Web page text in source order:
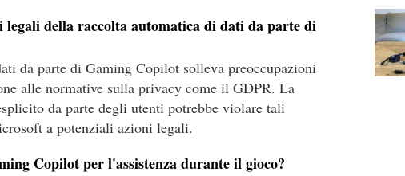
legali della raccolta automatica di dati da parte di
da parte di Gaming Copilot solleva preoccupazioni
alle normative sulla privacy come il GDPR. La
da parte degli utenti potrebbe violare tali
a potenziali azioni legali.
Copilot per l'assistenza durante il gioco?